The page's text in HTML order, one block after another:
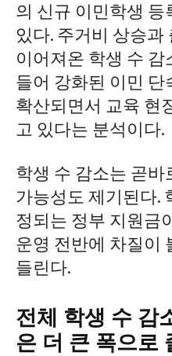
의 신규 이민학생 등
있다. 주거비 상승과
이어져온 학생 수 감
들어 강화된 이민 단
확산되면서 교육 현
고 있다는 분석이다.
학생 수 감소는 곧바
가능성도 제기된다.
정되는 정부 지원금
운영 전반에 차질이
들린다.
전체 학생 수 감
은 더 큰 폭으로